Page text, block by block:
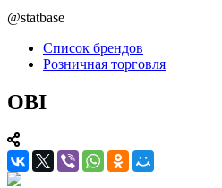
@statbase
Список брендов
Розничная торговля
OBI